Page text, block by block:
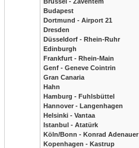
Budapest
Dortmund - Airport 21
Dresden
Düsseldorf - Rhein-Ruhr
Edinburgh
Frankfurt - Rhein-Main
Genf - Geneve Cointrin
Gran Canaria
Hahn
Hamburg - Fuhlsbüttel
Hannover - Langenhagen
Helsinki - Vantaa
Istanbul - Atatürk
Köln/Bonn - Konrad Adenauer
Kopenhagen - Kastrup